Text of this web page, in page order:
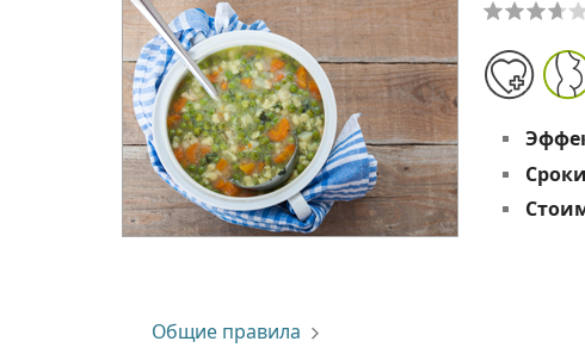
Общие правила